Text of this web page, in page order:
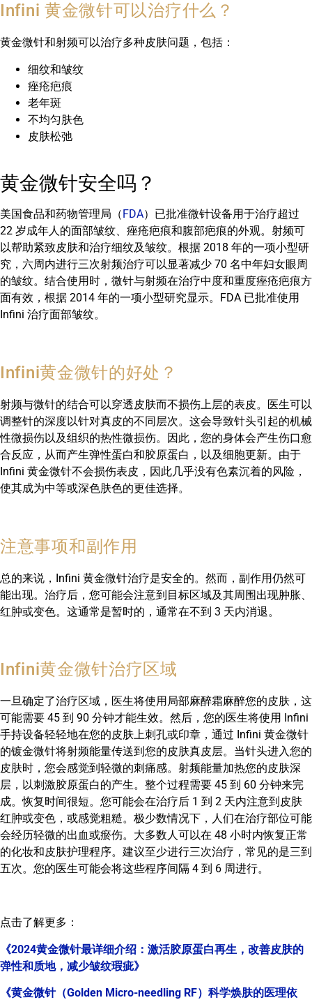
Infini 黄金微针可以治疗什么？
黄金微针和射频可以治疗多种皮肤问题，包括：
细纹和皱纹
痤疮疤痕
老年斑
不均匀肤色
皮肤松弛
黄金微针安全吗？
美国食品和药物管理局（FDA）已批准微针设备用于治疗超过
22 岁成年人的面部皱纹、痤疮疤痕和腹部疤痕的外观。射频可
以帮助紧致皮肤和治疗细纹及皱纹。根据 2018 年的一项小型研
究，六周内进行三次射频治疗可以显著减少 70 名中年妇女眼周
的皱纹。结合使用时，微针与射频在治疗中度和重度痤疮疤痕方
面有效，根据 2014 年的一项小型研究显示。FDA 已批准使用
Infini 治疗面部皱纹。
Infini黄金微针的好处？
射频与微针的结合可以穿透皮肤而不损伤上层的表皮。医生可以
调整针的深度以针对真皮的不同层次。这会导致针头引起的机械
性微损伤以及组织的热性微损伤。因此，您的身体会产生伤口愈
合反应，从而产生弹性蛋白和胶原蛋白，以及细胞更新。由于
Infini 黄金微针不会损伤表皮，因此几乎没有色素沉着的风险，
使其成为中等或深色肤色的更佳选择。
注意事项和副作用
总的来说，Infini 黄金微针治疗是安全的。然而，副作用仍然可
能出现。治疗后，您可能会注意到目标区域及其周围出现肿胀、
红肿或变色。这通常是暂时的，通常在不到 3 天内消退。
Infini黄金微针治疗区域
一旦确定了治疗区域，医生将使用局部麻醉霜麻醉您的皮肤，这
可能需要 45 到 90 分钟才能生效。然后，您的医生将使用 Infini
手持设备轻轻地在您的皮肤上刺孔或印章，通过 Infini 黄金微针
的镀金微针将射频能量传送到您的皮肤真皮层。当针头进入您的
皮肤时，您会感觉到轻微的刺痛感。射频能量加热您的皮肤深
层，以刺激胶原蛋白的产生。整个过程需要 45 到 60 分钟来完
成。恢复时间很短。您可能会在治疗后 1 到 2 天内注意到皮肤
红肿或变色，或感觉粗糙。极少数情况下，人们在治疗部位可能
会经历轻微的出血或瘀伤。大多数人可以在 48 小时内恢复正常
的化妆和皮肤护理程序。建议至少进行三次治疗，常见的是三到
五次。您的医生可能会将这些程序间隔 4 到 6 周进行。
点击了解更多：
《2024黄金微针最详细介绍：激活胶原蛋白再生，改善皮肤的
弹性和质地，减少皱纹瑕疵》
《黄金微针（Golden Micro-needling RF）科学焕肤的医理依